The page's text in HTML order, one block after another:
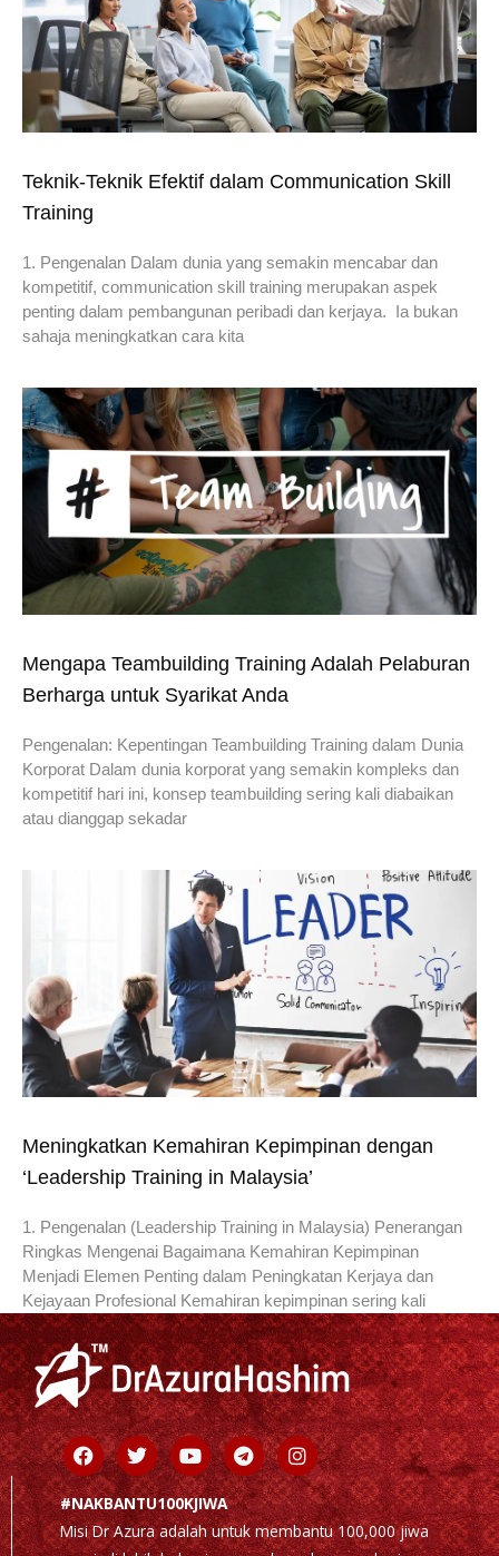
Teknik-Teknik Efektif dalam Communication Skill
Training
1. Pengenalan Dalam dunia yang semakin mencabar dan
kompetitif, communication skill training merupakan aspek
penting dalam pembangunan peribadi dan kerjaya. Ia bukan
sahaja meningkatkan cara kita
Mengapa Teambuilding Training Adalah Pelaburan
Berharga untuk Syarikat Anda
Pengenalan: Kepentingan Teambuilding Training dalam Dunia
Korporat Dalam dunia korporat yang semakin kompleks dan
kompetitif hari ini, konsep teambuilding sering kali diabaikan
atau dianggap sekadar
Meningkatkan Kemahiran Kepimpinan dengan
‘Leadership Training in Malaysia’
1. Pengenalan (Leadership Training in Malaysia) Penerangan
Ringkas Mengenai Bagaimana Kemahiran Kepimpinan
Menjadi Elemen Penting dalam Peningkatan Kerjaya dan
Kejayaan Profesional Kemahiran kepimpinan sering kali
Facebook
TwitterYoutubeTelegramInstagram
#NAKBANTU100KJIWA
Misi Dr Azura adalah untuk membantu 100,000 jiwa